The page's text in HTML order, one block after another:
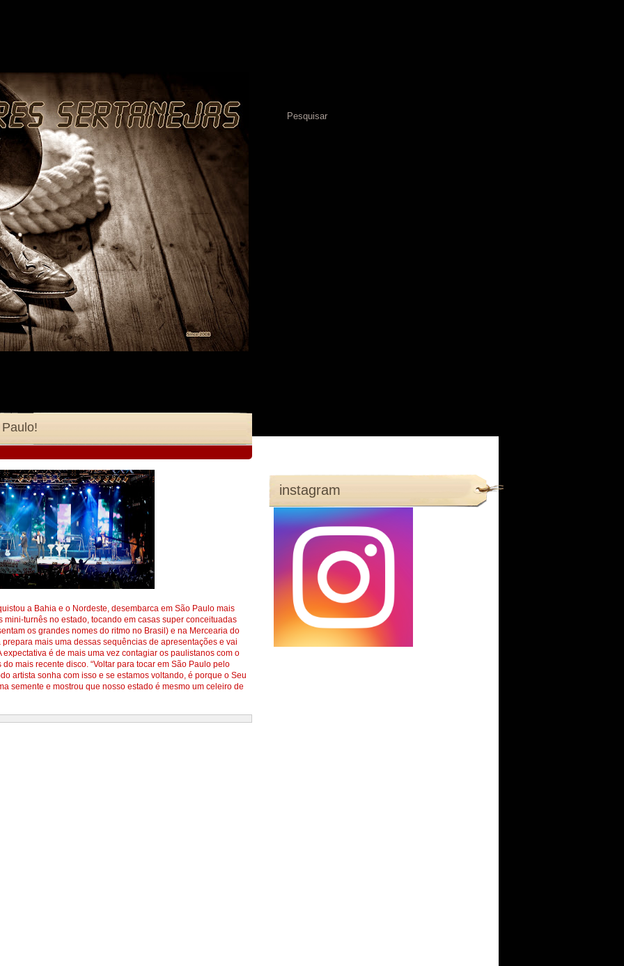
a Bahia e o Nordeste, desembarca em São Paulo mais
turnês no estado, tocando em casas super conceituadas
os grandes nomes do ritmo no Brasil) e na Mercearia do
mais uma dessas sequências de apresentações e vai
é de mais uma vez contagiar os paulistanos com o
mais recente disco. “Voltar para tocar em São Paulo pelo
artista sonha com isso e se estamos voltando, é porque o Seu
semente e mostrou que nosso estado é mesmo um celeiro de
instagram